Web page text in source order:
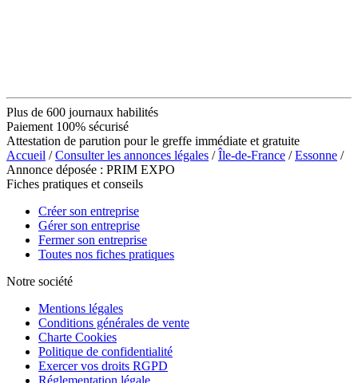
Plus de 600 journaux habilités
Paiement 100% sécurisé
Attestation de parution pour le greffe immédiate et gratuite
Accueil /Consulter les annonces légales /Île-de-France /Essonne /
Annonce déposée : PRIM EXPO
Fiches pratiques et conseils
Créer son entreprise
Gérer son entreprise
Fermer son entreprise
Toutes nos fiches pratiques
Notre société
Mentions légales
Conditions générales de vente
Charte Cookies
Politique de confidentialité
Exercer vos droits RGPD
Réglementation légale